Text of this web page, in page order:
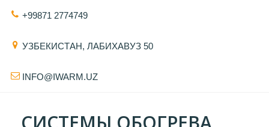
+99871 2774749
УЗБЕКИСТАН, ЛАБИХАВУЗ 50
INFO@IWARM.UZ